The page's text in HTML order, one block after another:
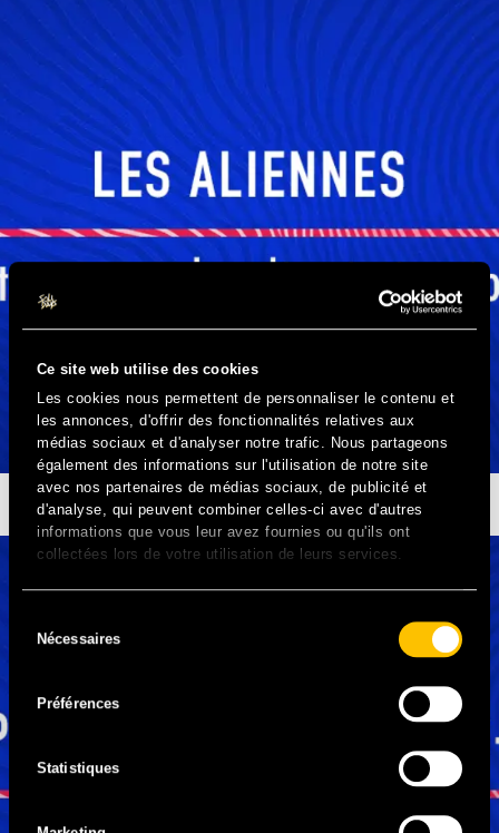
Ce site web utilise des cookies
Les cookies nous permettent de personnaliser le contenu et
les annonces, d'offrir des fonctionnalités relatives aux
médias sociaux et d'analyser notre trafic. Nous partageons
également des informations sur l'utilisation de notre site
avec nos partenaires de médias sociaux, de publicité et
d'analyse, qui peuvent combiner celles-ci avec d'autres
informations que vous leur avez fournies ou qu'ils ont
collectées lors de votre utilisation de leurs services.
duNécessaires
Préférences
Statistiques
LES ALIENNES